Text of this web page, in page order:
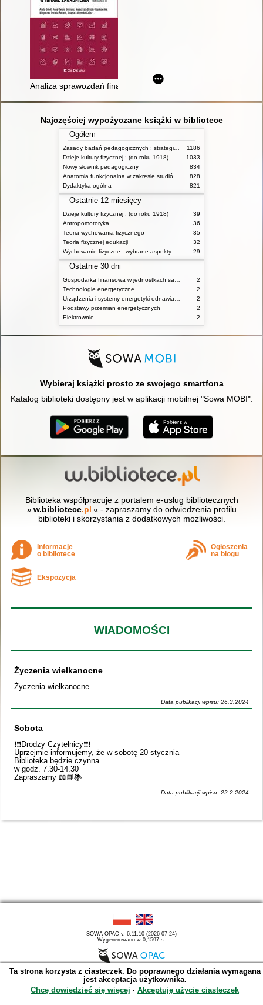
Analiza sprawozdań finansowych : wybrane zagadnienia
Najczęściej wypożyczane książki w bibliotece
Ogółem
1186
Dzieje kultury fizycznej : (do roku 1918)
1033
Nowy słownik pedagogiczny
834
828
Dydaktyka ogólna
821
Ostatnie 12 miesięcy
Dzieje kultury fizycznej : (do roku 1918)
39
Antropomotoryka
36
Teoria wychowania fizycznego
35
Teoria fizycznej edukacji
32
29
Ostatnie 30 dni
2
Technologie energetyczne
2
2
Podstawy przemian energetycznych
2
Elektrownie
2
Wybieraj książki prosto ze swojego smartfona
Katalog biblioteki dostępny jest w aplikacji mobilnej "Sowa MOBI".
Biblioteka współpracuje z portalem e-usług bibliotecznych
» w.bibliotece.pl « - zapraszamy do odwiedzenia profilu
biblioteki i skorzystania z dodatkowych możliwości.
Informacje
o bibliotece
Ogłoszenia
na blogu
Ekspozycja
WIADOMOŚCI
Życzenia wielkanocne
Życzenia wielkanocne
Data publikacji wpisu: 26.3.2024
Sobota
❗️❗️❗️Drodzy Czytelnicy❗️❗️❗️
Uprzejmie informujemy, że w sobotę 20 stycznia
Biblioteka będzie czynna
w godz. 7.30-14.30
Zapraszamy 📖📘📚
Data publikacji wpisu: 22.2.2024
SOWA OPAC v. 6.11.10 (2026-07-24)
Wygenerowano w 0,1597 s.
Ta strona korzysta z ciasteczek. Do poprawnego działania wymagana
jest akceptacja użytkownika.
Chcę dowiedzieć się więcej ∙ Akceptuję użycie ciasteczek